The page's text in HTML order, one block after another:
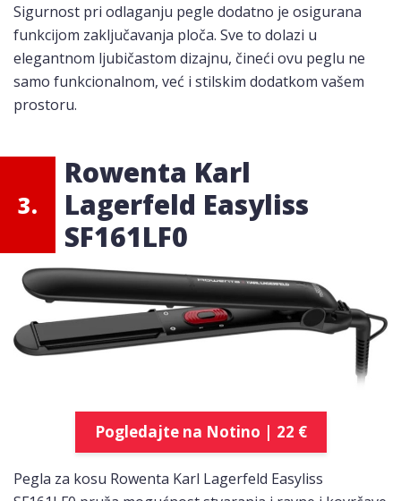
Sigurnost pri odlaganju pegle dodatno je osigurana
funkcijom zaključavanja ploča. Sve to dolazi u
elegantnom ljubičastom dizajnu, čineći ovu peglu ne
samo funkcionalnom, već i stilskim dodatkom vašem
prostoru.
3.
Rowenta Karl
Lagerfeld Easyliss
SF161LF0
Pogledajte na Notino | 22 €
Pegla za kosu Rowenta Karl Lagerfeld Easyliss